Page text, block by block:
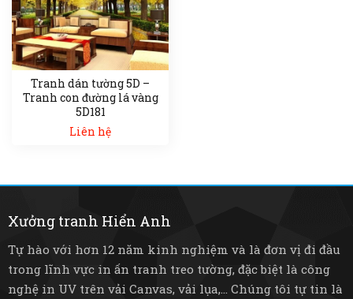
Tranh dán tường 5D –
Tranh con đường lá vàng
5D181
Liên hệ
Xưởng tranh Hiển Anh
Tự hào với hơn 12 năm kinh nghiệm và là đơn vị đi đầu
trong lĩnh vực in ấn tranh treo tường, đặc biệt là công
nghệ in UV trên vải Canvas, vải lụa,... Chúng tôi tự tin là